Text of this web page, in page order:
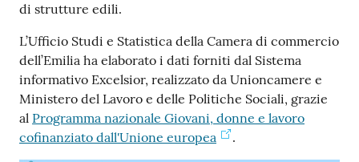
di strutture edili.
L’Ufficio Studi e Statistica della Camera di commercio
dell’Emilia ha elaborato i dati forniti dal Sistema
informativo Excelsior, realizzato da Unioncamere e
Ministero del Lavoro e delle Politiche Sociali, grazie
al Programma nazionale Giovani, donne e lavoro
cofinanziato dall'Unione europea
.